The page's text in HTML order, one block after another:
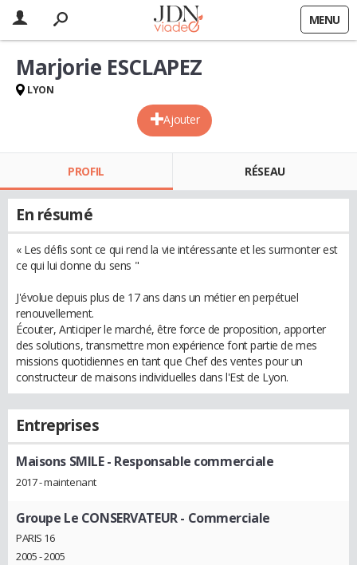
MENU
Ajouter
Marjorie ESCLAPEZ
LYON
PROFIL RÉSEAU
En résumé
« Les défis sont ce qui rend la vie intéressante et les surmonter est
ce qui lui donne du sens "
J'évolue depuis plus de 17 ans dans un métier en perpétuel
renouvellement.
Écouter, Anticiper le marché, être force de proposition, apporter
des solutions, transmettre mon expérience font partie de mes
missions quotidiennes en tant que Chef des ventes pour un
constructeur de maisons individuelles dans l'Est de Lyon.
Entreprises
Maisons SMILE- Responsable commerciale
2017 - maintenant
Groupe Le CONSERVATEUR- Commerciale
PARIS 16
2005 - 2005